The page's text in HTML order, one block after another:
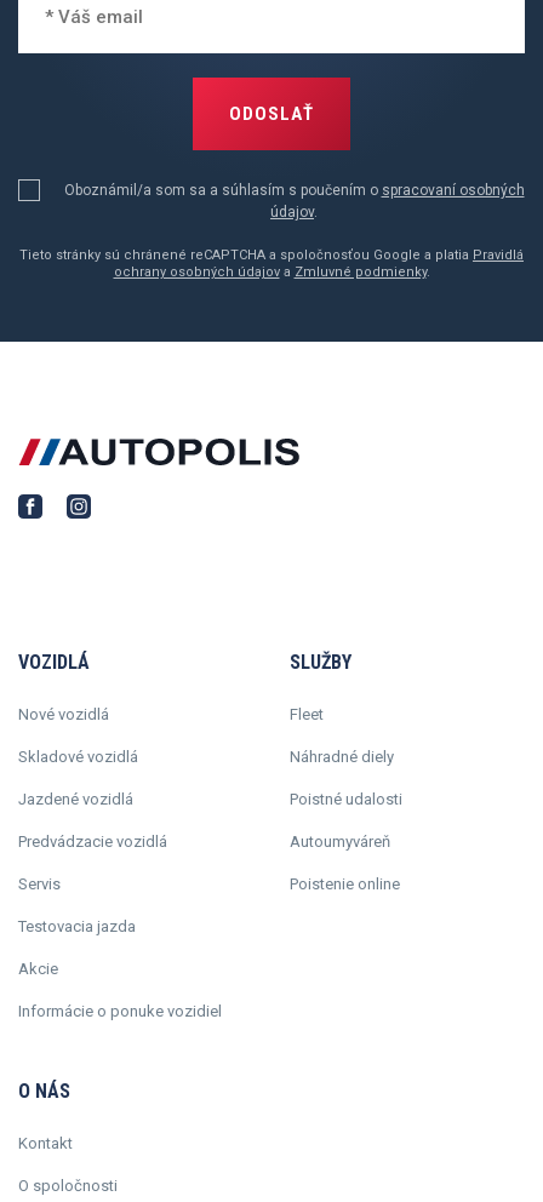
ODOSLAŤ
Oboznámil/a som sa a súhlasím s poučením o spracovaní osobných
údajov.
Tieto stránky sú chránené reCAPTCHA a spoločnosťou Google a platia Pravidlá
ochrany osobných údajova Zmluvné podmienky.
VOZIDLÁ
Nové vozidlá
Skladové vozidlá
Jazdené vozidlá
Predvádzacie vozidlá
Servis
Testovacia jazda
Akcie
Informácie o ponuke vozidiel
SLUŽBY
Fleet
Náhradné diely
Poistné udalosti
Autoumyváreň
Poistenie online
O NÁS
Kontakt
O spoločnosti